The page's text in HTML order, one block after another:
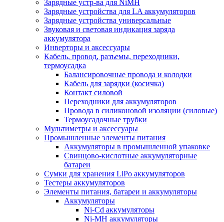
Зарядные устр-ва для NiMH
Зарядные устройства для LA аккумуляторов
Зарядные устройства универсальные
Звуковая и световая индикация заряда
аккумулятора
Инверторы и аксессуары
Кабель, провод, разъемы, переходники,
термоусадка
Балансировочные провода и колодки
Кабель для зарядки (косичка)
Контакт силовой
Переходники для аккумуляторов
Провода в силиконовой изоляции (силовые)
Термоусадочные трубки
Мультиметры и аксессуары
Промышленные элементы питания
Аккумуляторы в промышленной упаковке
Свинцово-кислотные аккумуляторные
батареи
Сумки для хранения LiPo аккумуляторов
Тестеры аккумуляторов
Элементы питания, батареи и аккумуляторы
Аккумуляторы
Ni-Cd аккумуляторы
Ni-MH аккумуляторы